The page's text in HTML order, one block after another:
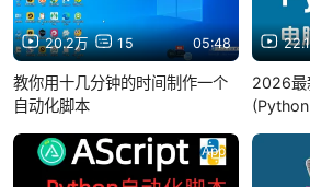
20.2万 15 05:48
教你用十几分钟的时间制作一个
自动化脚本
2026最
App